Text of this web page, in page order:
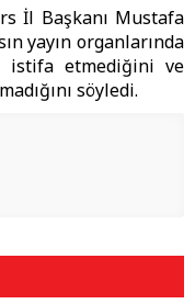
İl Başkanı Mustafa
yayın organlarında
istifa etmediğini ve
söyledi.